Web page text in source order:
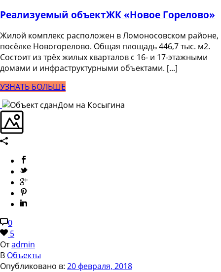
Реализуемый объектЖК «Новое Горелово»
Жилой комплекс расположен в Ломоносовском районе,
посёлке Новогорелово. Общая площадь 446,7 тыс. м2.
Состоит из трёх жилых кварталов с 16- и 17-этажными
домами и инфраструктурными объектами. [...]
УЗНАТЬ БОЛЬШЕ
0
5
Отadmin
В Объекты
Опубликовано в: 20 февраля, 2018